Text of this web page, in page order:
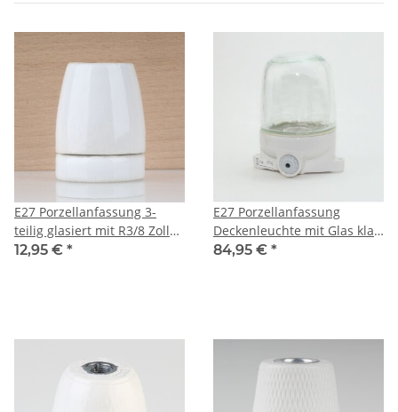
E27 Porzellanfassung 3-
teilig glasiert mit R3/8 Zoll
Innengewinde 250V/4A
12,95 € *
E27 Porzellanfassung
Deckenleuchte mit Glas klar
100W 174x112 mm
84,95 € *